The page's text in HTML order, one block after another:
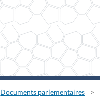
Documents parlementaires